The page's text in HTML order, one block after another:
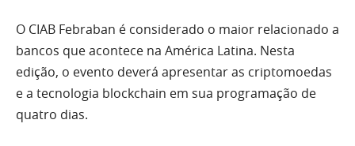
O CIAB Febraban é considerado o maior relacionado a
bancos que acontece na América Latina. Nesta
edição, o evento deverá apresentar as criptomoedas
e a tecnologia blockchain em sua programação de
quatro dias.